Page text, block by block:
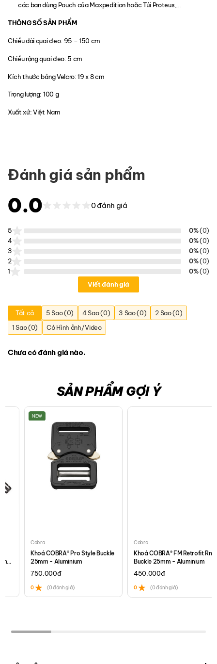
các bạn dùng Pouch của Maxpedition hoặc Túi Proteus,…
THÔNG SỐ SẢN PHẨM
Chiều dài quai đeo: 95 – 150 cm
Chiều rộng quai đeo: 5 cm
Kích thước bảng Velcro: 19 x 8 cm
Trọng lượng: 100 g
Xuất xứ: Việt Nam
Đánh giá sản phẩm
0.0 0 đánh giá
5 0%(0)
4
0%(0)
3
0%(0)
2
0%(0)
1
0%(0)
Viết đánh giá
Tất cả 5 Sao (0) 4 Sao (0) 3 Sao (0)
2 Sao (0)
1 Sao (0)
Có Hình ảnh/Video
Chưa có đánh giá nào.
SẢN PHẨM GỢI Ý
Khoá COBRA® Pro Style Buckle
25mm - Aluminium
750.000đ
(0 đánh giá)
Khoá COBRA® FM Retrofit RnR
Buckle 25mm - Aluminium
450.000đ
(0 đánh giá)